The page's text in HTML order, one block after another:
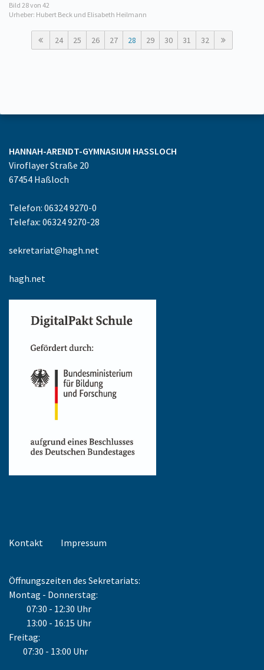
Bild 28von 42
Urheber: Hubert Beck und Elisabeth Heilmann
24 25 26 27 28 29 30 31 32
HANNAH-ARENDT-GYMNASIUM HASSLOCH
Viroflayer Straße 20
67454 Haßloch
Telefon: 06324 9270-0
Telefax: 06324 9270-28
sekretariat@hagh.net
hagh.net
Kontakt Impressum
Öffnungszeiten des Sekretariats:
Montag - Donnerstag:
07:30 - 12:30 Uhr
13:00 - 16:15 Uhr
Freitag:
07:30 - 13:00 Uhr